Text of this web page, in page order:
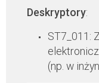
Deskryptory:
ST7_011:
(np. w